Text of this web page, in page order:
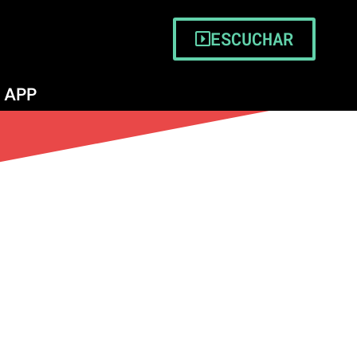
ESCUCHAR
APP